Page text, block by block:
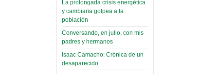
Leer Más...
Trabajo Social de la UMSA
volverá a las urnas para elegir a
su directora
Sábado, 14 Octubre 2023
Leer Más...
Candidatos del MAS se
Read more...
Infierno Covid
parte VI:
Gabinete de
Áñez se atribuye
construcción de
La prolongada crisis energética
y cambiaria golpea a la
población
Conversando, en julio, con mis
padres y hermanos
Isaac Camacho: Crónica de un
desaparecido